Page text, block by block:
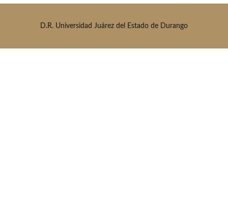
D.R. Universidad Juárez del Estado de Durango